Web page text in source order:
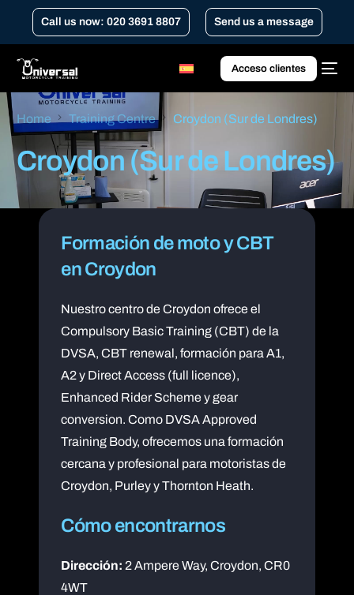
Call us now: 020 3691 8807 Send us a message
Acceso clientes
Home Training Centre Croydon (Sur de Londres)
Croydon (Sur de Londres)
Formación de moto y CBT
en Croydon
Nuestro centro de Croydon ofrece el
Compulsory Basic Training (CBT) de la
DVSA, CBT renewal, formación para A1,
A2 y Direct Access (full licence),
Enhanced Rider Scheme y gear
conversion. Como DVSA Approved
Training Body, ofrecemos una formación
cercana y profesional para motoristas de
Croydon, Purley y Thornton Heath.
Cómo encontrarnos
Dirección: 2 Ampere Way, Croydon, CR0
4WT